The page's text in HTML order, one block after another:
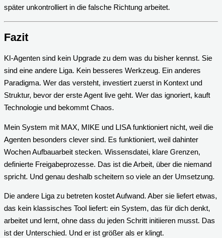
später unkontrolliert in die falsche Richtung arbeitet.
Fazit
KI-Agenten sind kein Upgrade zu dem was du bisher kennst. Sie
sind eine andere Liga. Kein besseres Werkzeug. Ein anderes
Paradigma. Wer das versteht, investiert zuerst in Kontext und
Struktur, bevor der erste Agent live geht. Wer das ignoriert, kauft
Technologie und bekommt Chaos.
Mein System mit MAX, MIKE und LISA funktioniert nicht, weil die
Agenten besonders clever sind. Es funktioniert, weil dahinter
Wochen Aufbauarbeit stecken. Wissensdatei, klare Grenzen,
definierte Freigabeprozesse. Das ist die Arbeit, über die niemand
spricht. Und genau deshalb scheitern so viele an der Umsetzung.
Die andere Liga zu betreten kostet Aufwand. Aber sie liefert etwas,
das kein klassisches Tool liefert: ein System, das für dich denkt,
arbeitet und lernt, ohne dass du jeden Schritt initiieren musst. Das
ist der Unterschied. Und er ist größer als er klingt.